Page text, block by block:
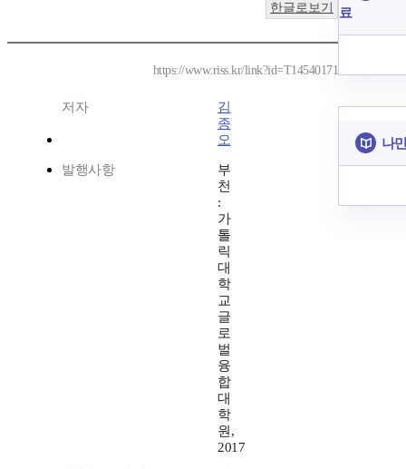
한글로보기
https://www.riss.kr/link?id=T14540171
저자
김
종
오
발행사항
부
천
:
가
톨
릭
대
학
교
글
로
벌
융
합
대
학
원,
2017
료
나